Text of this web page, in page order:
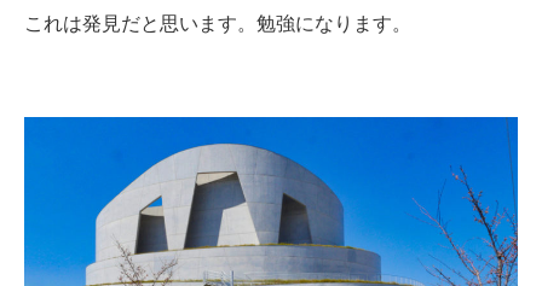
これは発見だと思います。勉強になります。